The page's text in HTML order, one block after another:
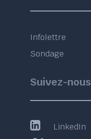
Infolettre
Sondage
Suivez-nous
LinkedIn